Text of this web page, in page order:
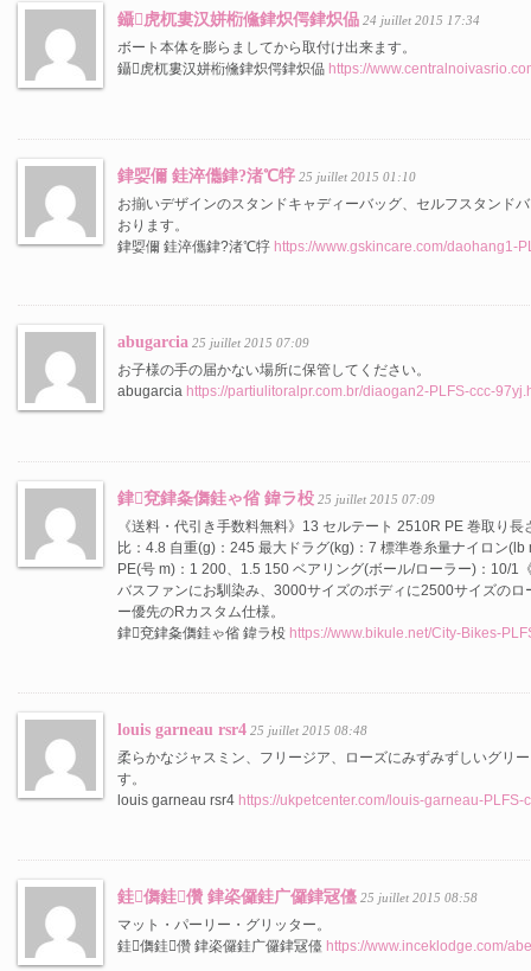
鑷虎杌婁汉姘椼儵銉炽偔銉炽偘 24 juillet 2015 17:34
ボート本体を膨らましてから取付け出来ます。
鑷虎杌婁汉姘椼儵銉炽偔銉炽偘 https://
銉娿儞 銈淬儶銉?渚℃牸 25 juillet 2015 01:10
お揃いデザインのスタンドキャディーバッグ、セルフスタンド
おります。
銉娿儞 銈淬儶銉?渚℃牸 https://www.gskincare.com/daohang1-
abugarcia 25 juillet 2015 07:09
お子様の手の届かない場所に保管してください。
abugarcia https://partiulitoralpr.com.br/diaogan2-PLFS-ccc-
銉兗銉夈儛銈ゃ偗 鍏ラ杸 25 juillet 2015 07:09
《送料・代引き手数料無料》13 セルテート 2510R PE 巻取り
比：4.8 自重(g)：245 最大ドラグ(kg)：7 標準巻糸量ナイロン
PE(号 m)：1 200、1.5 150 ベアリング(ボール/ローラー)：10/1
バスファンにお馴染み、3000サイズのボディに2500サイズの
ー優先のRカスタム仕様。
銉兗銉夈儛銈ゃ偗 鍏ラ杸 https://www.bikule.net/City-Bikes-
louis garneau rsr4 25 juillet 2015 08:48
柔らかなジャスミン、フリージア、ローズにみずみずしいグリ
す。
louis garneau rsr4 https://ukpetcenter.com/louis-garneau-PLFS-
銈儛銈儹 銉栥儸銈广儸銉冦儓 25 juillet 2015 08:58
マット・パーリー・グリッター。
銈儛銈儹 銉栥儸銈广儸銉冦儓 https://www.inceklodge.com/